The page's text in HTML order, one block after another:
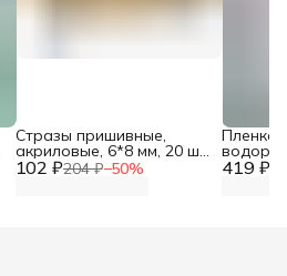
102 ₽204 ₽−50%
Стразы пришивные,
акриловые, 6*8 мм, 20 шт/
упак (овальные), 419 ₽
Пленка
см*1 м